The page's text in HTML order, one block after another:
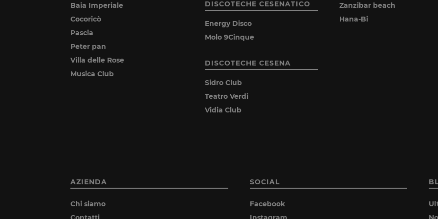
Baia Imperiale
Cocoricò
Pascia
Peter pan
Villa delle Rose
Musica Club
DISCOTECHE CESENATICO
Energy Disco
Molo 9Cinque
DISCOTECHE CESENA
Sidro Club
Teatro Verdi
Vidia Club
Zanzibar beach
Hana-Bi
AZIENDA
Chi siamo
SOCIAL
Facebook